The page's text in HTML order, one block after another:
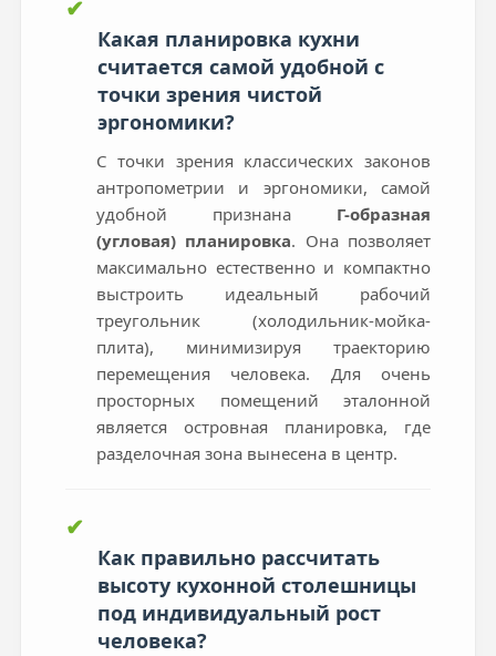
✔
Какая планировка кухни
считается самой удобной с
точки зрения чистой
эргономики?
С точки зрения классических законов
антропометрии и эргономики, самой
удобной признана Г-образная
(угловая) планировка. Она позволяет
максимально естественно и компактно
выстроить идеальный рабочий
треугольник (холодильник-мойка-
плита), минимизируя траекторию
перемещения человека. Для очень
просторных помещений эталонной
является островная планировка, где
разделочная зона вынесена в центр.
✔
Как правильно рассчитать
высоту кухонной столешницы
под индивидуальный рост
человека?